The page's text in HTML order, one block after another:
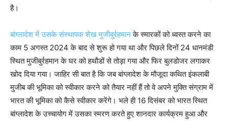
है।
बांग्लादेश में उसके संस्थापक शेख मुजीबुर्रहमानके स्मारकों को ध्वस्त करने का
काम 5 अगस्त 2024 के बाद से शुरू हो गया था और पिछले दिनों 24 धानमंडी
स्थित मुजीबुर्रहमान के घर को हथौडों से तोड़ा गया और फिर बुलडोजर लगाकर
खोद दिया गया। जाहिर सी बात है कि जब बांग्लादेश के मौजूदा कथित इंकलाबी
मुजीब की भूमिका को स्वीकार करने को तैयार नहीं हैं तो वे अपने मुक्ति संग्राम में
भारत की भूमिका को कैसे स्वीकार करेंगे। भले ही 16 दिसंबर को भारत स्थित
बांग्लादेश के उच्चायोग में उसका स्मरण करते हुए शानदार कार्यक्रम हुआ और